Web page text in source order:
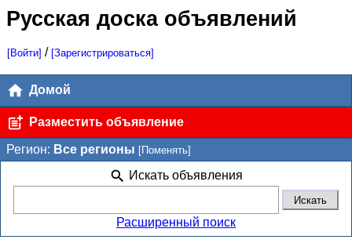
Русская доска объявлений
[Войти] / [Зарегистрироваться]
Домой
Разместить объявление
Регион: Все регионы [Поменять]
Искать объявления
Расширенный поиск